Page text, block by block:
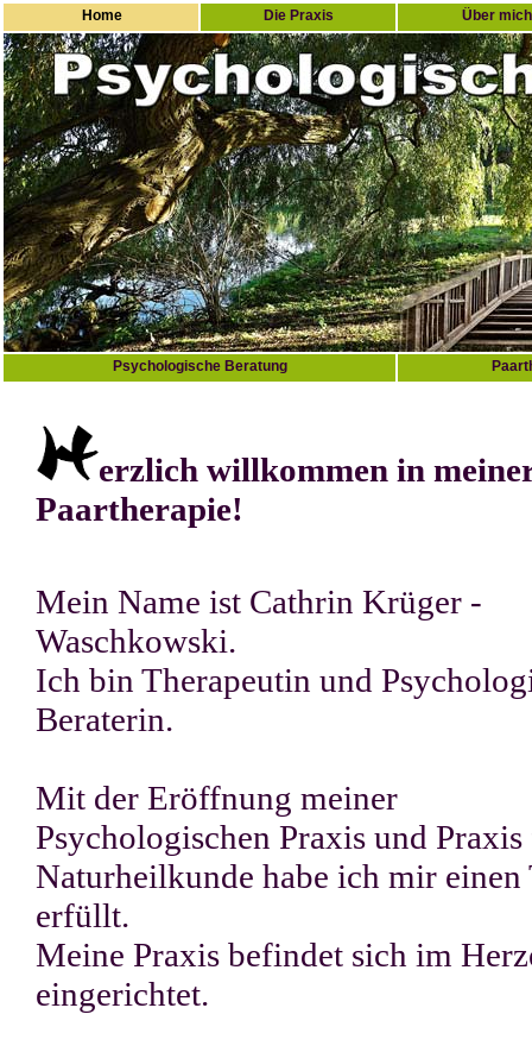
Home Die Praxis Über mich
Psychologische Beratung
erzlich willkommen in
Paartherapie!
Mein Name ist Cathrin Krüger -
Waschkowski.
Ich bin Therapeutin und
Beraterin.
Mit der Eröffnung meiner
Psychologischen Praxis und
Naturheilkunde habe ich mir einen
erfüllt.
Meine Praxis befindet sich im
eingerichtet.